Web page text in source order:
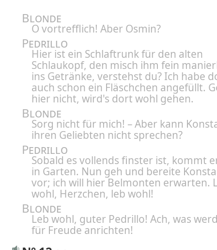
Blonde
O vortrefflich! Aber Osmin?
Pedrillo
Hier ist ein Schlaftrunk für den alten
Schlaukopf, den misch ihm fein
ins Getränke, verstehst du? Ich habe
auch schon ein Fläschchen angefüllt.
hier nicht, wird's dort wohl gehen.
Blonde
Sorg nicht für mich! – Aber kann
ihren Geliebten nicht sprechen?
Pedrillo
Sobald es vollends finster ist, kommt
in Garten. Nun geh und bereite
vor; ich will hier Belmonten erwarten.
wohl, Herzchen, leb wohl!
Blonde
Leb wohl, guter Pedrillo! Ach, was
für Freude anrichten!